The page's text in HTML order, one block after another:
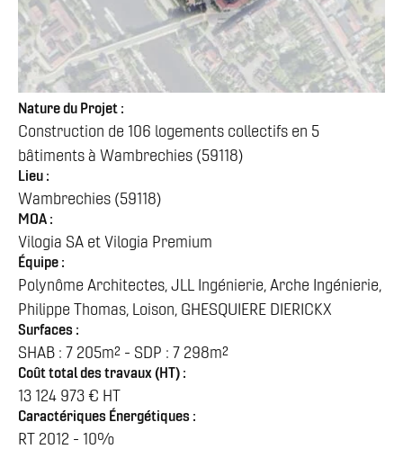
Nature du Projet :
Construction de 106 logements collectifs en 5
bâtiments à Wambrechies (59118)
Lieu :
Wambrechies (59118)
MOA :
Vilogia SA et Vilogia Premium
Équipe :
Polynôme Architectes, JLL Ingénierie, Arche Ingénierie,
Philippe Thomas, Loison, GHESQUIERE DIERICKX
Surfaces :
SHAB : 7 205m² - SDP : 7 298m²
Coût total des travaux (HT) :
13 124 973 € HT
Caractériques Énergétiques :
RT 2012 - 10%